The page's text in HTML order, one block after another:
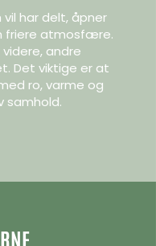
vil har delt, åpner
friere atmosfære.
andre
Det viktige er at
ro, varme og
samhold.